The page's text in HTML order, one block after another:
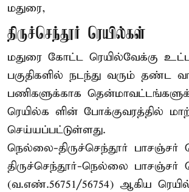
மதுரை,
திருச்செந்தூர் ரெயில்கள்
மதுரை கோட்ட ரெயில்வேக்கு
பகுதிகளில் நடந்து வரும் தண்ட
பணிகளுக்காக
ரெயில்க ளின் போக்குவரத்தில்
செய்யப்பட்டுள்ளது.
நெல்லை-திருச்செந்தூர் பாசஞ்சர்
திருச்செந்தூர்-நெல்லை பாசஞ்சர்
(வ.எண்.56751/56754) ஆகிய